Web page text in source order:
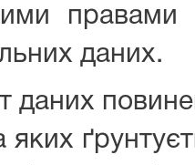
даних.
даних
яких